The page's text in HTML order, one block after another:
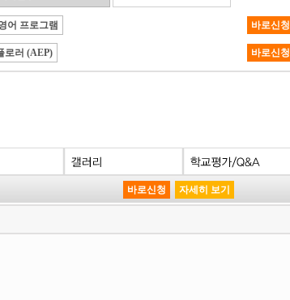
어 프로그램 바로신청
로러 (AEP) 바로신청
바로신청 자세히 보기